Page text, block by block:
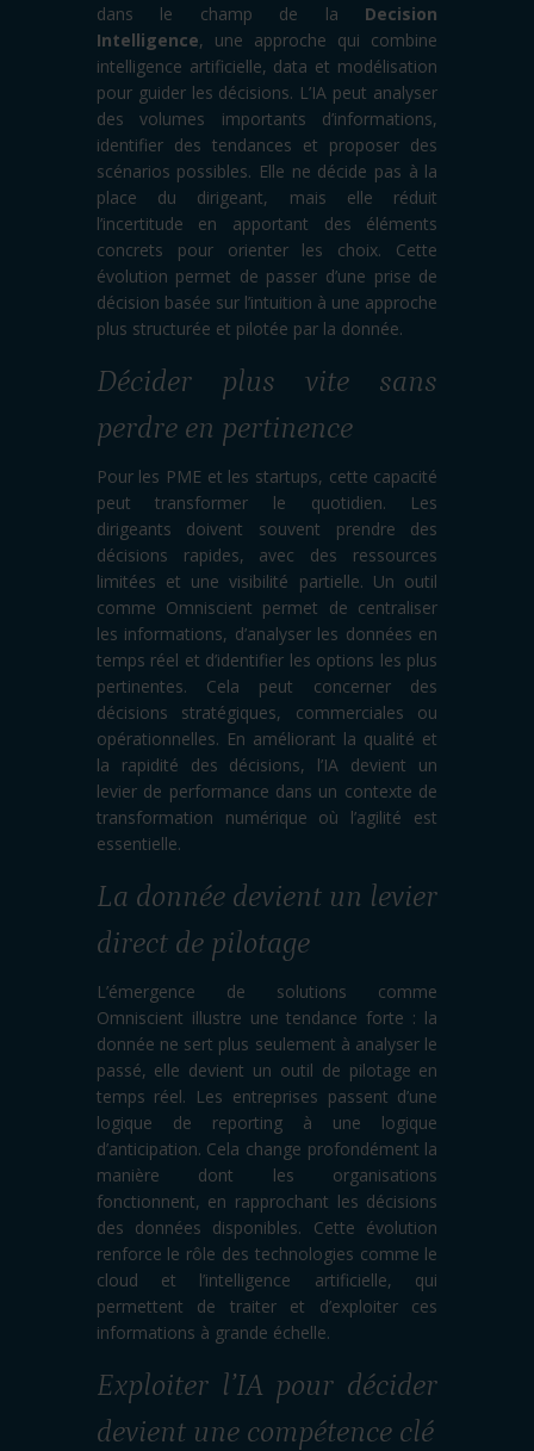
dans le champ de la
Decision
Intelligence, une approche qui combine
intelligence artificielle, data et modélisation
pour guider les décisions. L’IA peut analyser
des volumes importants d’informations,
identifier des tendances et proposer des
scénarios possibles. Elle ne décide pas à la
place du dirigeant, mais elle réduit
l’incertitude en apportant des éléments
concrets pour orienter les choix. Cette
évolution permet de passer d’une prise de
décision basée sur l’intuition à une approche
plus structurée et pilotée par la donnée.
Décider plus vite sans
perdre en pertinence
Pour les PME et les startups, cette capacité
peut transformer le quotidien. Les
dirigeants doivent souvent prendre des
décisions rapides, avec des ressources
limitées et une visibilité partielle. Un outil
comme Omniscient permet de centraliser
les informations, d’analyser les données en
temps réel et d’identifier les options les plus
pertinentes. Cela peut concerner des
décisions stratégiques, commerciales ou
opérationnelles. En améliorant la qualité et
la rapidité des décisions, l’IA devient un
levier de performance dans un contexte de
transformation numérique où l’agilité est
essentielle.
La donnée devient un levier
direct de pilotage
L’émergence de solutions comme
Omniscient illustre une tendance forte : la
donnée ne sert plus seulement à analyser le
passé, elle devient un outil de pilotage en
temps réel. Les entreprises passent d’une
logique de reporting à une logique
d’anticipation. Cela change profondément la
manière dont les organisations
fonctionnent, en rapprochant les décisions
des données disponibles. Cette évolution
renforce le rôle des technologies comme le
cloud et l’intelligence artificielle, qui
permettent de traiter et d’exploiter ces
informations à grande échelle.
Exploiter l’IA pour décider
devient une compétence clé